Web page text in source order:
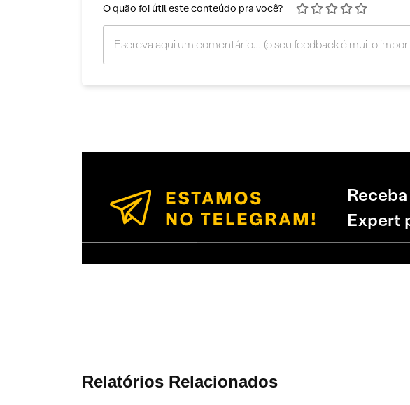
O quão foi útil este conteúdo pra você?
Expert
Relatórios Relacionados